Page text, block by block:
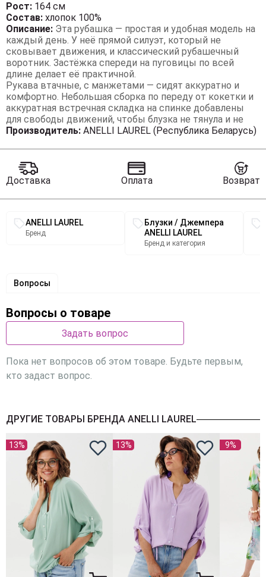
Рост: 164 см
Состав: хлопок 100%
Описание: Эта рубашка — простая и удобная модель на
каждый день. У неё прямой силуэт, который не
сковывает движения, и классический рубашечный
воротник. Застёжка спереди на пуговицы по всей
длине делает её практичной.
Рукава втачные, с манжетами — сидят аккуратно и
комфортно. Небольшая сборка по переду от кокетки и
аккуратная встречная складка на спинке добавлены
для свободы движений, чтобы блузка не тянула и не
морщилась при носке.
чем угодно: надеть под жакет в офис, с джинсами на
прогулку или с юбкой на учёбу. Удобно, практично и без
лишних деталей.
Замеры:
Размер 50: ОГ-114; ОТ-110; ОБ-114; ОП-38; ДИ-64; ДР-62;
Размер 52: ОГ-118; ОТ-114; ОБ-118; ОП-40; ДИ-66; ДР-62;
Размер 54: ОГ-124; ОТ-120; ОБ-124; ОП-40; ДИ-68; ДР-62;
Производитель: ANELLI LAUREL (Республика Беларусь)
Доставка Оплата Возврат
Связанные разделы каталога
ANELLI LAUREL
Бренд
Блузки / Джемпера
ANELLI LAUREL
Бренд и категория
Вопросы
Вопросы о товаре
Задать вопрос
Пока нет вопросов об этом товаре. Будьте первым,
кто задаст вопрос.
ДРУГИЕ ТОВАРЫ БРЕНДА ANELLI LAUREL
13% 13% 9%